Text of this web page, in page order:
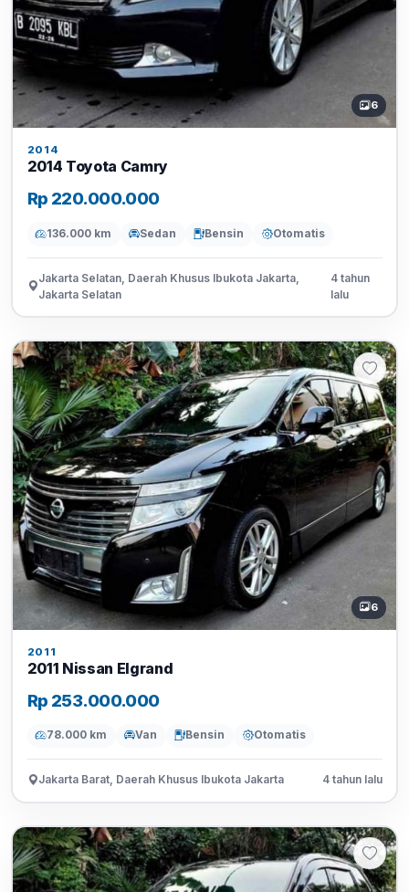
6
2014
2014 Toyota Camry
Rp 220.000.000
136.000 km Sedan Bensin Otomatis
Jakarta Selatan, Daerah Khusus Ibukota Jakarta,
Jakarta Selatan
4 tahun
lalu
6
2011
2011 Nissan Elgrand
Rp 253.000.000
78.000 km Van Bensin Otomatis
Jakarta Barat, Daerah Khusus Ibukota Jakarta 4 tahun lalu